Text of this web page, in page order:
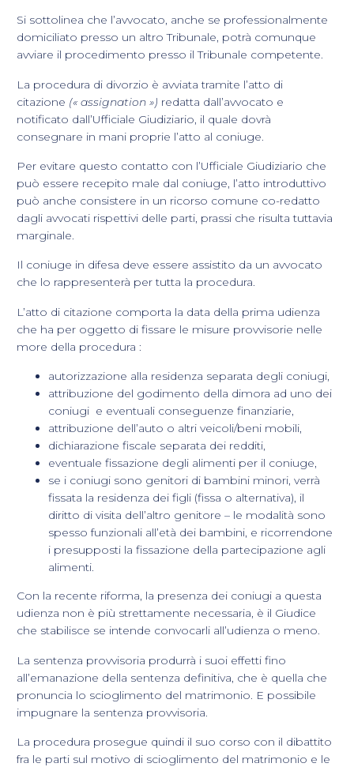
Si sottolinea che l’avvocato, anche se professionalmente
domiciliato presso un altro Tribunale, potrà comunque
avviare il procedimento presso il Tribunale competente.
La procedura di divorzio è avviata tramite l’atto di
citazione (« assignation ») redatta dall’avvocato e
notificato dall’Ufficiale Giudiziario, il quale dovrà
consegnare in mani proprie l’atto al coniuge.
Per evitare questo contatto con l’Ufficiale Giudiziario che
può essere recepito male dal coniuge, l’atto introduttivo
può anche consistere in un ricorso comune co-redatto
dagli avvocati rispettivi delle parti, prassi che risulta tuttavia
marginale.
Il coniuge in difesa deve essere assistito da un avvocato
che lo rappresenterà per tutta la procedura.
L’atto di citazione comporta la data della prima udienza
che ha per oggetto di fissare le misure provvisorie nelle
more della procedura :
autorizzazione alla residenza separata degli coniugi,
attribuzione del godimento della dimora ad uno dei
coniugi e eventuali conseguenze finanziarie,
attribuzione dell’auto o altri veicoli/beni mobili,
dichiarazione fiscale separata dei redditi,
eventuale fissazione degli alimenti per il coniuge,
se i coniugi sono genitori di bambini minori, verrà
fissata la residenza dei figli (fissa o alternativa), il
diritto di visita dell’altro genitore – le modalità sono
spesso funzionali all’età dei bambini, e ricorrendone
i presupposti la fissazione della partecipazione agli
alimenti.
Con la recente riforma, la presenza dei coniugi a questa
udienza non è più strettamente necessaria, è il Giudice
che stabilisce se intende convocarli all’udienza o meno.
La sentenza provvisoria produrrà i suoi effetti fino
all’emanazione della sentenza definitiva, che è quella che
pronuncia lo scioglimento del matrimonio. E possibile
impugnare la sentenza provvisoria.
La procedura prosegue quindi il suo corso con il dibattito
fra le parti sul motivo di scioglimento del matrimonio e le